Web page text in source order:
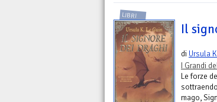
LIBRI
Il
di Ursula
I Grandi
Le forze
mago,